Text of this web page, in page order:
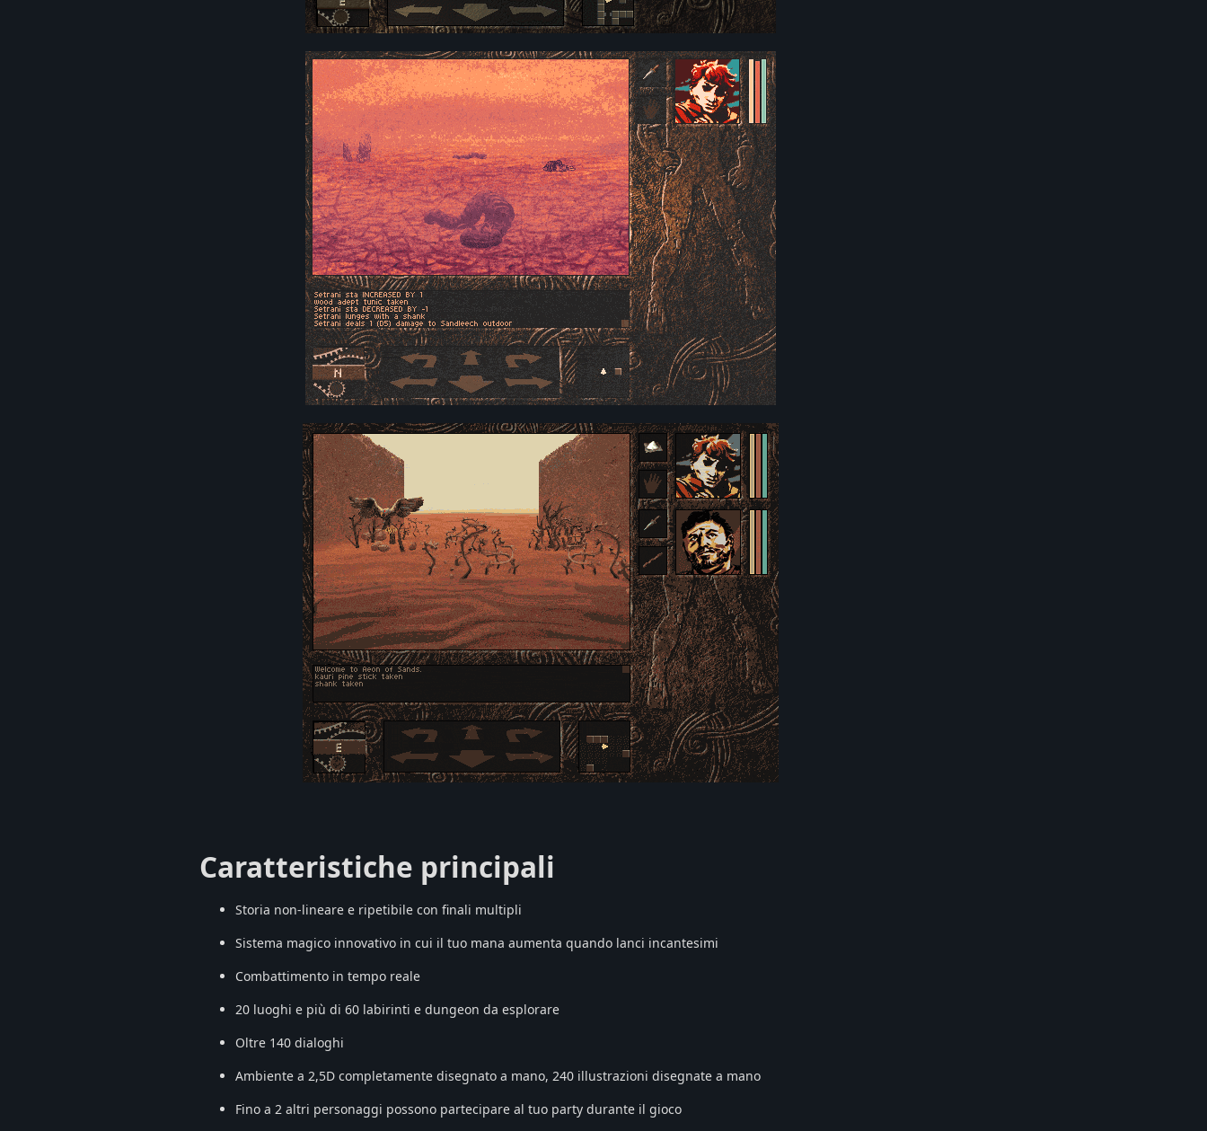
Caratteristiche principali
Storia non-lineare e ripetibile con finali multipli
Sistema magico innovativo in cui il tuo mana aumenta quando lanci incantesimi
Combattimento in tempo reale
20 luoghi e più di 60 labirinti e dungeon da esplorare
Oltre 140 dialoghi
Ambiente a 2,5D completamente disegnato a mano, 240 illustrazioni disegnate a mano
Fino a 2 altri personaggi possono partecipare al tuo party durante il gioco